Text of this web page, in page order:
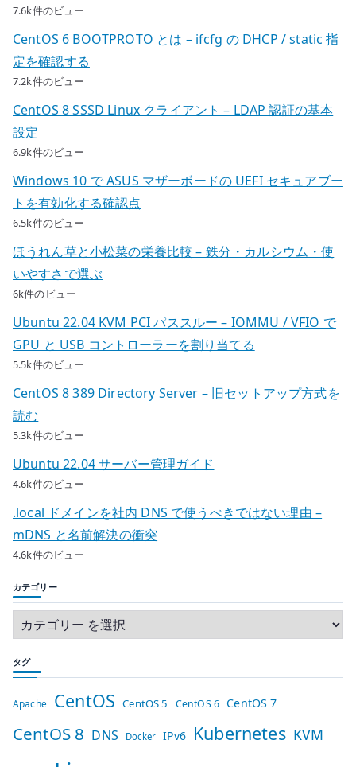
7.6k件のビュー
CentOS 6 BOOTPROTO とは – ifcfg の DHCP / static 指
定を確認する
7.2k件のビュー
CentOS 8 SSSD Linux クライアント – LDAP 認証の基本
設定
6.9k件のビュー
Windows 10 で ASUS マザーボードの UEFI セキュアブー
トを有効化する確認点
6.5k件のビュー
ほうれん草と小松菜の栄養比較 – 鉄分・カルシウム・使
いやすさで選ぶ
6k件のビュー
Ubuntu 22.04 KVM PCI パススルー – IOMMU / VFIO で
GPU と USB コントローラーを割り当てる
5.5k件のビュー
CentOS 8 389 Directory Server – 旧セットアップ方式を
読む
5.3k件のビュー
Ubuntu 22.04 サーバー管理ガイド
4.6k件のビュー
.local ドメインを社内 DNS で使うべきではない理由 –
mDNS と名前解決の衝突
4.6k件のビュー
カテゴリー
タグ
Apache CentOS CentOS 5 CentOS 6 CentOS 7
CentOS 8 DNS Docker IPv6 Kubernetes KVM